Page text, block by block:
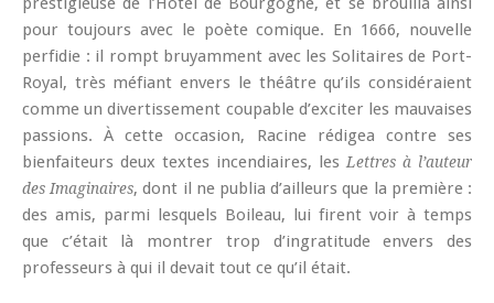
pour toujours avec le poète comique. En 1666, nouvelle
perfidie : il rompt bruyamment avec les Solitaires de Port-
Royal, très méfiant envers le théâtre qu’ils considéraient
comme un divertissement coupable d’exciter les mauvaises
passions. À cette occasion, Racine rédigea contre ses
bienfaiteurs deux textes incendiaires, les Lettres à l’auteur
des Imaginaires, dont il ne publia d’ailleurs que la première :
des amis, parmi lesquels Boileau, lui firent voir à temps
que c’était là montrer trop d’ingratitude envers des
professeurs à qui il devait tout ce qu’il était.